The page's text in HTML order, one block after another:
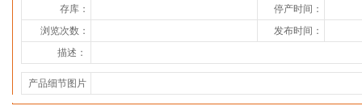
存库：
停产时间：
浏览次数：
发布时间：
描述：
产品细节图片